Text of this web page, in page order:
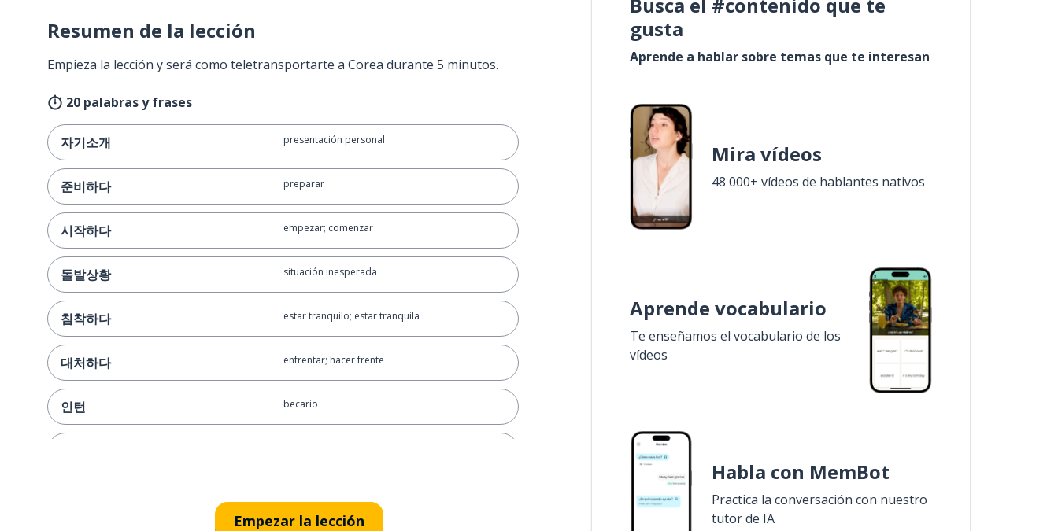
Resumen de la lección
Empieza la lección y será como teletransportarte a Corea durante 5 minutos.
20 palabras y frases
자기소개 presentación personal
준비하다 preparar
시작하다 empezar; comenzar
돌발상황 situación inesperada
침착하다 estar tranquilo; estar tranquila
대처하다 enfrentar; hacer frente
인턴 becario
Empezar la lección
gusta
Aprende a hablar sobre temas que te interesan
Mira vídeos
48 000+ vídeos de hablantes nativos
Aprende vocabulario
Te enseñamos el vocabulario de los
vídeos
Habla con MemBot
Practica la conversación con nuestro
tutor de IA